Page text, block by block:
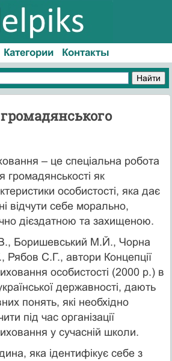
Категории Контакты
громадянського
– це спеціальна робота
як
особистості, яка дає
відчути себе морально,
дієздатною та захищеною.
Боришевський М.Й., Чорна
Рябов С.Г., автори Концепції
особистості (2000 р.) в
державності, дають
понять, які необхідно
під час організації
у сучасній школи.
яка ідентифікує себе з